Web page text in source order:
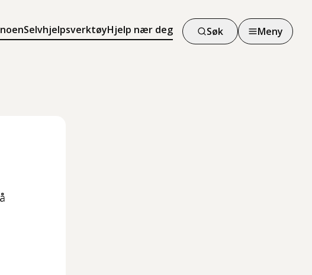
SelvhjelpsverktøyHjelp nær deg Søk Meny